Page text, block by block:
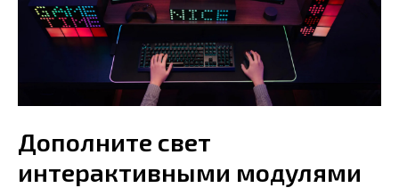
Дополните свет
интерактивными модулями